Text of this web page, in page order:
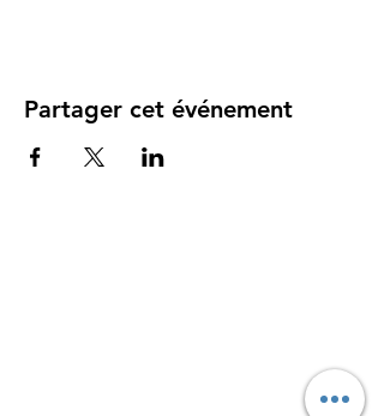
Partager cet événement